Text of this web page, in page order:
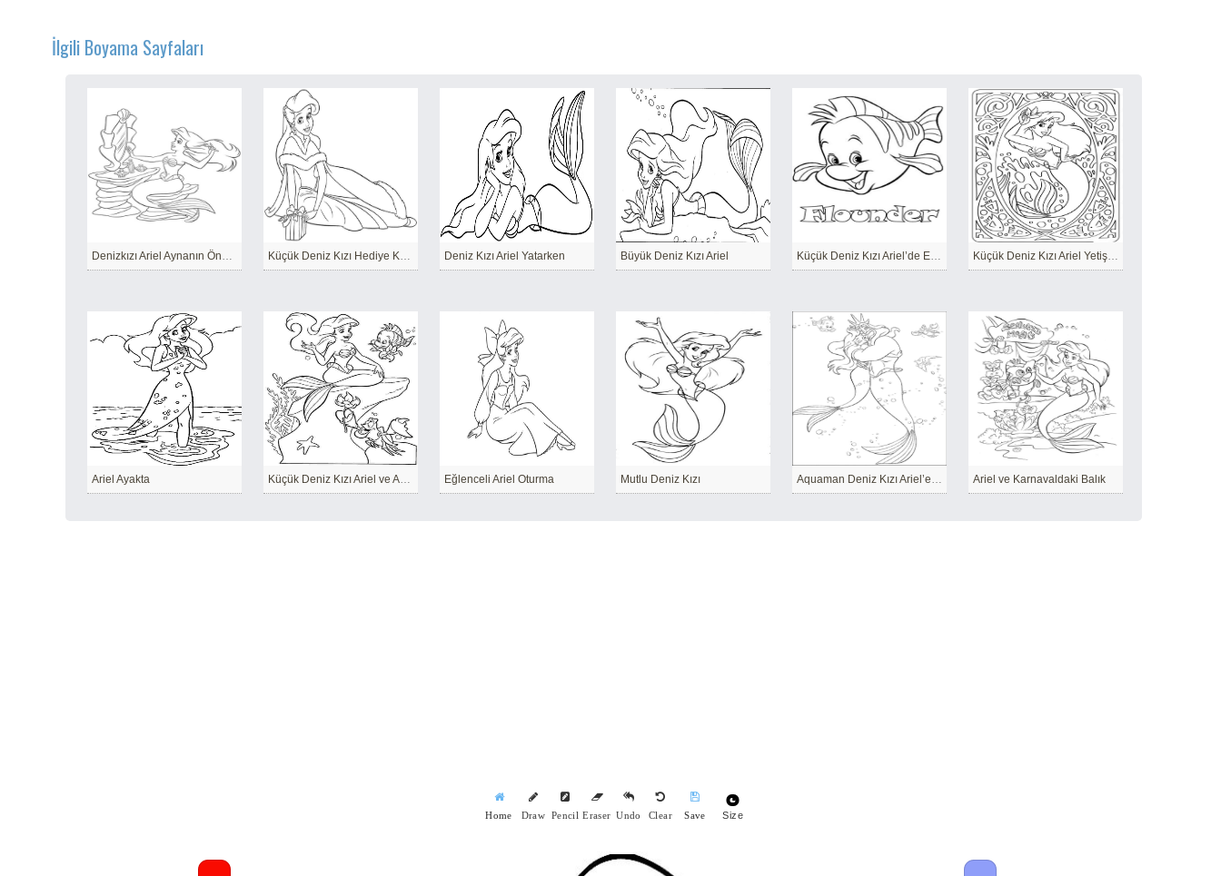
İlgili Boyama Sayfaları
Denizkızı Ariel Aynanın Önünde Saçını Tarıyor Küçük Deniz Kızı Hediye Kutusuyla Oturuyor Deniz Kızı Ariel Yatarken Büyük Deniz Kızı Ariel Küçük Deniz Kızı Ariel’de Eğlenceli Pisi Balığı Küçük Deniz Kızı Ariel Yetişkinler Içindir
Ariel Ayakta Küçük Deniz Kızı Ariel ve Arkadaşları Eğlenceli Ariel Oturma Mutlu Deniz Kızı Aquaman Deniz Kızı Ariel’e Sarılıyor Ariel ve Karnavaldaki Balık
Home Draw Pencil Eraser Undo Clear Save Size